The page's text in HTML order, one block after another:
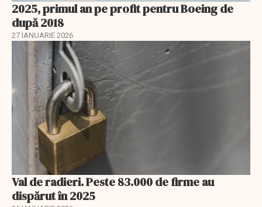
2025, primul an pe profit pentru Boeing de
după 2018
27 IANUARIE 2026
Val de radieri. Peste 83.000 de firme au
dispărut în 2025